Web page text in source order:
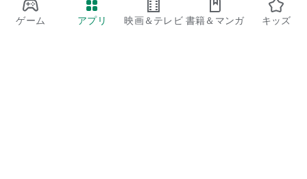
ゲーム アプリ 映画＆テレビ 書籍＆マンガ キッズ